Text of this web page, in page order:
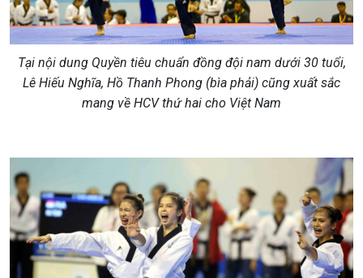
Tại nội dung Quyền tiêu chuẩn đồng đội nam dưới 30 tuổi,
Lê Hiếu Nghĩa, Hồ Thanh Phong (bìa phải) cũng xuất sắc
mang về HCV thứ hai cho Việt Nam